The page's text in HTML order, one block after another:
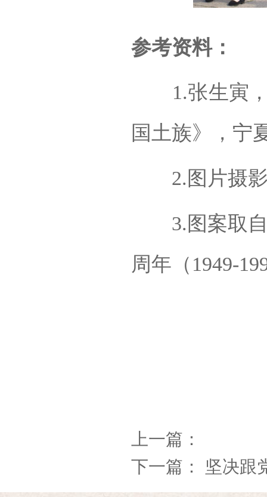
参考资料：
1.张生寅，
国土族》，宁
2.图片摄影
3.图案取自
周年（1949-
上一篇：
下一篇： 坚决跟